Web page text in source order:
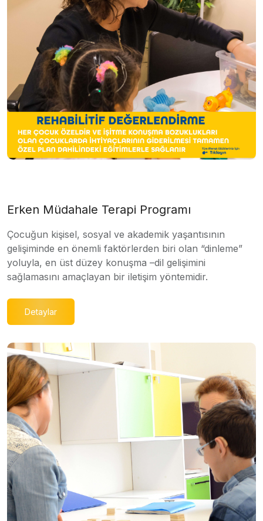
Erken Müdahale Terapi Programı
Çocuğun kişisel, sosyal ve akademik yaşantısının
gelişiminde en önemli faktörlerden biri olan “dinleme”
yoluyla, en üst düzey konuşma –dil gelişimini
sağlamasını amaçlayan bir iletişim yöntemidir.
Detaylar